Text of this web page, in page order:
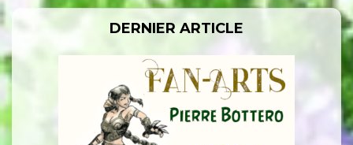
DERNIER ARTICLE